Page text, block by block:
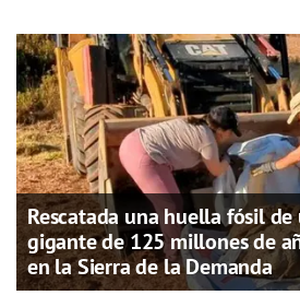
Rescatada una huella fósil
gigante de 125 millones de
en la Sierra de la Demanda